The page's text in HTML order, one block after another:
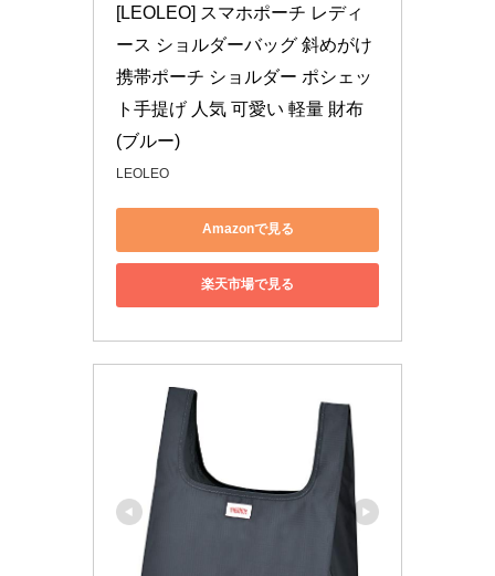
[LEOLEO] スマホポーチ レディ
ース ショルダーバッグ 斜めがけ
携帯ポーチ ショルダー ポシェッ
ト手提げ 人気 可愛い 軽量 財布
(ブルー)
LEOLEO
Amazonで見る
楽天市場で見る